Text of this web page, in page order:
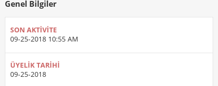
Genel Bilgiler
SON AKTIVITE
09-25-2018 10:55 AM
ÜYELIK TARIHI
09-25-2018